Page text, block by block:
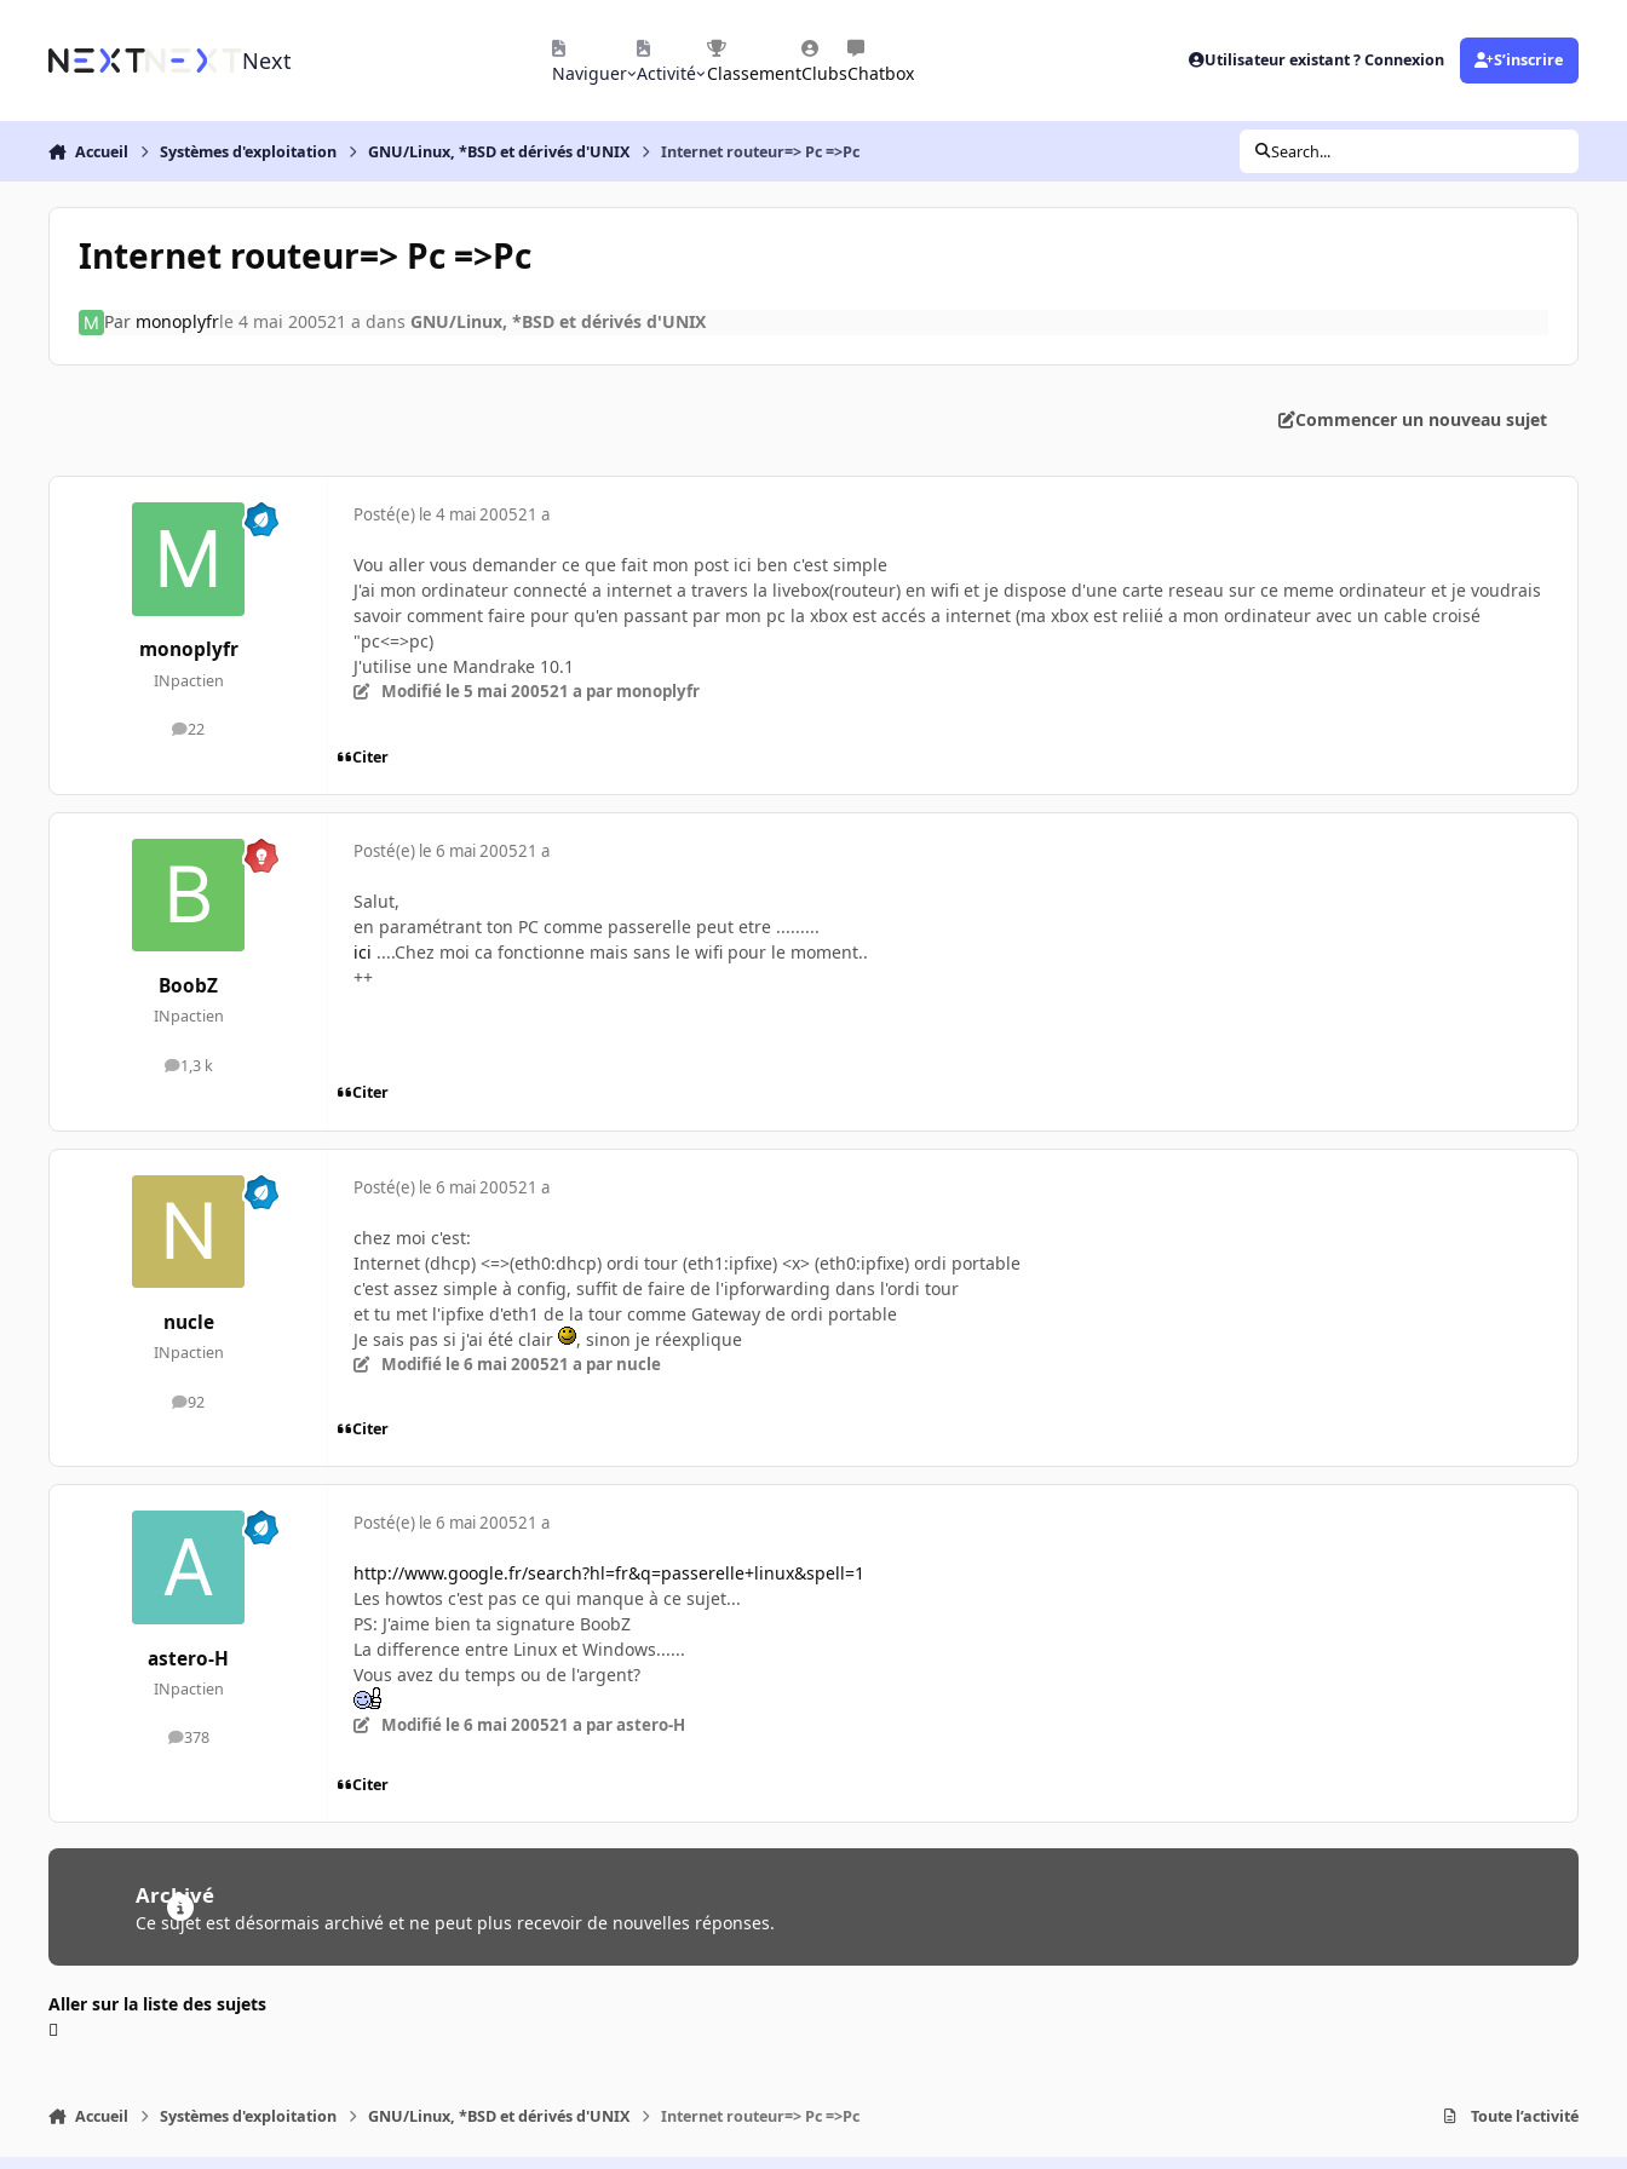
Next Naviguer Activité ClassementClubsChatbox
Utilisateur existant ? Connexion S’inscrire
Accueil Systèmes d'exploitation GNU/Linux, *BSD et dérivés d'UNIX Internet routeur=> Pc =>Pc Search...
Internet routeur=> Pc =>Pc
Par monoplyfrle 4 mai 200521 a dans GNU/Linux, *BSD et dérivés d'UNIX
Commencer un nouveau sujet
monoplyfr
INpactien
22
messages
Posté(e) le 4 mai 200521 a
Vou aller vous demander ce que fait mon post ici ben c'est simple
J'ai mon ordinateur connecté a internet a travers la livebox(routeur) en wifi et je dispose d'une carte reseau sur ce meme ordinateur et je voudrais
savoir comment faire pour qu'en passant par mon pc la xbox est accés a internet (ma xbox est reliié a mon ordinateur avec un cable croisé
"pc<=>pc)
J'utilise une Mandrake 10.1
Modifié le 5 mai 200521 a par monoplyfr
Citer
BoobZ
INpactien
1,3 k
messages
Posté(e) le 6 mai 200521 a
Salut,
en paramétrant ton PC comme passerelle peut etre .........
ici ....Chez moi ca fonctionne mais sans le wifi pour le moment..
++
Citer
nucle
INpactien
92
messages
Posté(e) le 6 mai 200521 a
chez moi c'est:
Internet (dhcp) <=>(eth0:dhcp) ordi tour (eth1:ipfixe) <x> (eth0:ipfixe) ordi portable
c'est assez simple à config, suffit de faire de l'ipforwarding dans l'ordi tour
et tu met l'ipfixe d'eth1 de la tour comme Gateway de ordi portable
Je sais pas si j'ai été clair
, sinon je réexplique
Modifié le 6 mai 200521 a par nucle
Citer
astero-H
INpactien
378
messages
Posté(e) le 6 mai 200521 a
http://www.google.fr/search?hl=fr&q=passerelle+linux&spell=1
Les howtos c'est pas ce qui manque à ce sujet...
PS: J'aime bien ta signature BoobZ
La difference entre Linux et Windows......
Vous avez du temps ou de l'argent?
Modifié le 6 mai 200521 a par astero-H
Citer
Archivé
Ce sujet est désormais archivé et ne peut plus recevoir de nouvelles réponses.
Aller sur la liste des sujets
Accueil Systèmes d'exploitation GNU/Linux, *BSD et dérivés d'UNIX Internet routeur=> Pc =>Pc Toute l’activité